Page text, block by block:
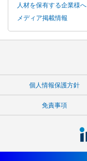
人材を保有する企業様へ
メディア掲載情報
個人情報保護方針
免責事項